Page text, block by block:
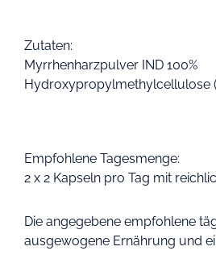
Zutaten:
Myrrhenharzpulver IND 100%
Hydroxypropylmethylcellulose
Empfohlene Tagesmenge:
2 x 2 Kapseln pro Tag mit
Die angegebene empfohlene
ausgewogene Ernährung und